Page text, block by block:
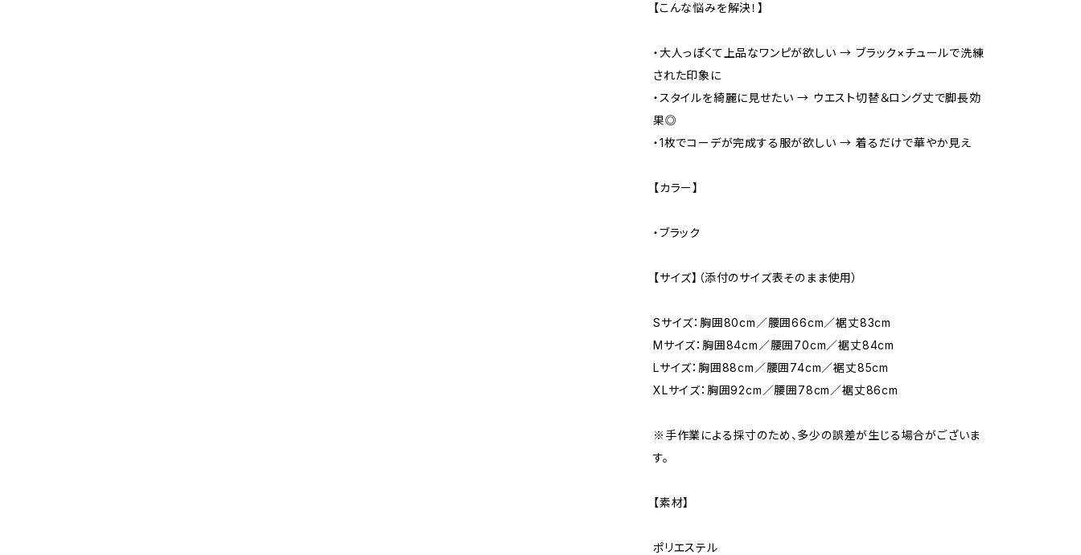
【こんな悩みを解決！】
・大人っぽくて上品なワンピが欲しい → ブラック×チュールで洗練
された印象に
・スタイルを綺麗に見せたい → ウエスト切替＆ロング丈で脚長効
果◎
・1枚でコーデが完成する服が欲しい → 着るだけで華やか見え
【カラー】
・ブラック
【サイズ】（添付のサイズ表そのまま使用）
Sサイズ：胸囲80cm／腰囲66cm／裾丈83cm
Mサイズ：胸囲84cm／腰囲70cm／裾丈84cm
Lサイズ：胸囲88cm／腰囲74cm／裾丈85cm
XLサイズ：胸囲92cm／腰囲78cm／裾丈86cm
※手作業による採寸のため、多少の誤差が生じる場合がございま
す。
【素材】
ポリエステル